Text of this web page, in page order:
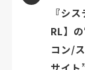
『シ
RL】
コン/